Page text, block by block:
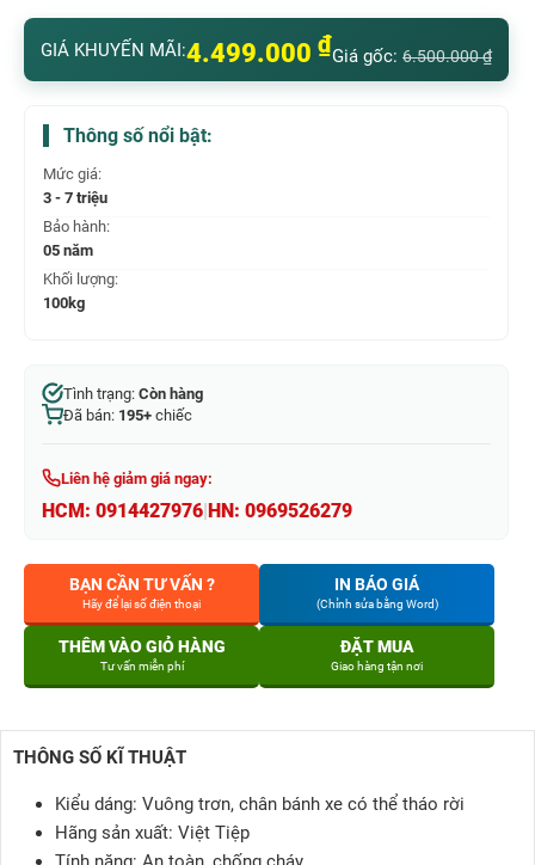
GIÁ KHUYẾN MÃI:4.499.000 ₫Giá gốc: 6.500.000₫
Thông số nổi bật:
Mức giá:
3 - 7 triệu
Bảo hành:
05 năm
Khối lượng:
100kg
Tình trạng: Còn hàng
Đã bán: 195+ chiếc
Liên hệ giảm giá ngay:
HCM: 0914427976 HN: 0969526279
BẠN CẦN TƯ VẤN ?
Hãy để lại số điện thoại
IN BÁO GIÁ
(Chỉnh sửa bằng Word)
THÊM VÀO GIỎ HÀNG
Tư vấn miễn phí
ĐẶT MUA
Giao hàng tận nơi
THÔNG SỐ KĨ THUẬT
Kiểu dáng: Vuông trơn, chân bánh xe có thể tháo rời
Hãng sản xuất: Việt Tiệp